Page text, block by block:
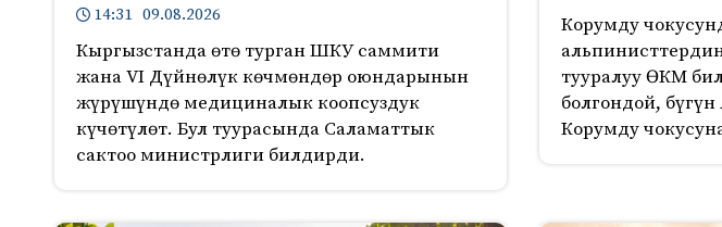
14:31 09.08.2026
Кыргызстанда өтө турган ШКУ саммити
жана VI Дүйнөлүк көчмөндөр оюндарынын
жүрүшүндө медициналык коопсуздук
күчөтүлөт. Бул туурасында Саламаттык
сактоо министрлиги билдирди.
Корумду
тууралуу ӨКМ
болгондой,
Корумду